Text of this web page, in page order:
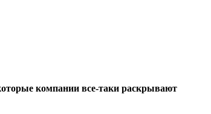
компании все-таки раскрывают